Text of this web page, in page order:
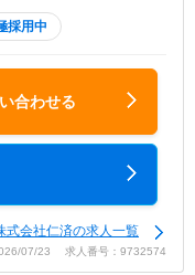
採用中
合わせる
式会社仁済の求人一覧
07/23 求人番号：9732574